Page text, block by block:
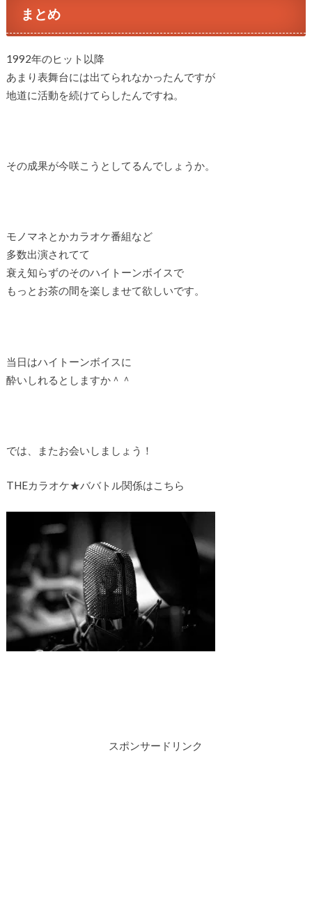
まとめ
1992年のヒット以降
あまり表舞台には出てられなかったんですが
地道に活動を続けてらしたんですね。
その成果が今咲こうとしてるんでしょうか。
モノマネとかカラオケ番組など
多数出演されてて
衰え知らずのそのハイトーンボイスで
もっとお茶の間を楽しませて欲しいです。
当日はハイトーンボイスに
酔いしれるとしますか＾＾
では、またお会いしましょう！
THEカラオケ★ババトル関係はこちら
スポンサードリンク